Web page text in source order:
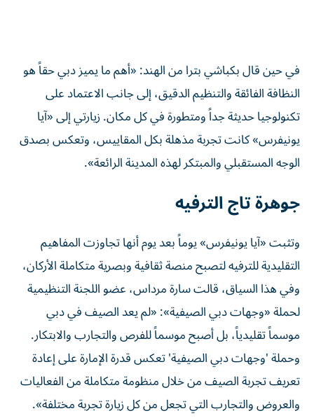
في حين قال بكباشي بترا من الهند: «أهم ما يميز دبي حقاً هو
النظافة الفائقة والتنظيم الدقيق، إلى جانب الاعتماد على
تكنولوجيا حديثة جداً ومتطورة في كل مكان. زيارتي إلى «آيا
يونيفرس» كانت تجربة مذهلة بكل المقاييس، وتعكس بصدق
الوجه المستقبلي والمبتكر لهذه المدينة الرائعة».
جوهرة تاج الترفيه
وتثبت «آيا يونيفرس» يوماً بعد يوم أنها تجاوزت المفاهيم
التقليدية للترفيه لتصبح منصة ثقافية وبصرية متكاملة الأركان،
وفي هذا السياق، قالت سارة مرداس، عضو اللجنة التنظيمية
لحملة «وجهات دبي الصيفية»: «لم يعد الصيف في دبي
موسماً تقليدياً، بل أصبح موسماً للفرص والتجارب والابتكار.
وحملة 'وجهات دبي الصيفية' تعكس قدرة الإمارة على إعادة
تعريف تجربة الصيف من خلال منظومة متكاملة من الفعاليات
والعروض والتجارب التي تجعل من كل زيارة تجربة مختلفة».